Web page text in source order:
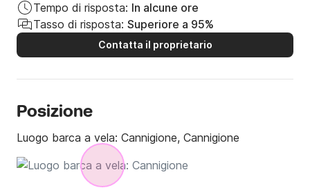
Tempo di risposta: In alcune ore
Tasso di risposta: Superiore a 95%
Contatta il proprietario
Posizione
Luogo barca a vela: Cannigione, Cannigione